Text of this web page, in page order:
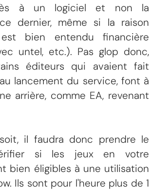
à un logiciel et non la
dernier, même si la raison
bien entendu financière
untel, etc.). Pas glop donc,
éditeurs qui avaient fait
lancement du service, font à
arrière, comme EA, revenant
il faudra donc prendre le
si les jeux en votre
bien éligibles à une utilisation
Ils sont pour l'heure plus de 1